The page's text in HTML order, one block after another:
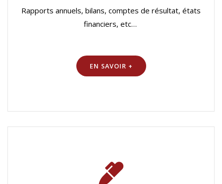
Rapports annuels, bilans, comptes de résultat, états
financiers, etc…
EN SAVOIR +